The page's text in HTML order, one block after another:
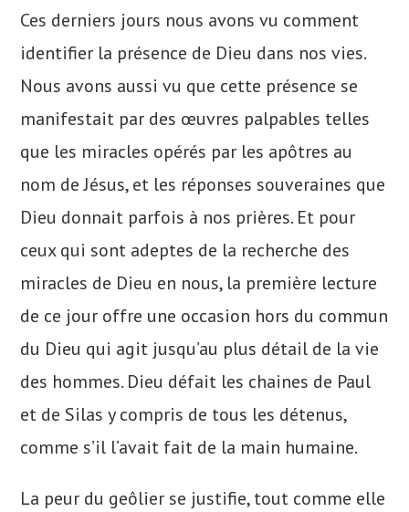
Ces derniers jours nous avons vu comment
identifier la présence de Dieu dans nos vies.
Nous avons aussi vu que cette présence se
manifestait par des œuvres palpables telles
que les miracles opérés par les apôtres au
nom de Jésus, et les réponses souveraines que
Dieu donnait parfois à nos prières. Et pour
ceux qui sont adeptes de la recherche des
miracles de Dieu en nous, la première lecture
de ce jour offre une occasion hors du commun
du Dieu qui agit jusqu’au plus détail de la vie
des hommes. Dieu défait les chaines de Paul
et de Silas y compris de tous les détenus,
comme s’il l’avait fait de la main humaine.
La peur du geôlier se justifie, tout comme elle